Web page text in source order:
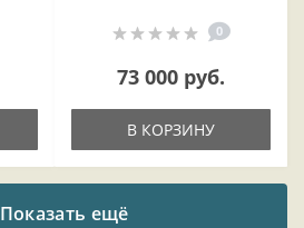
0
73 000 руб.
В КОРЗИНУ
Показать ещё